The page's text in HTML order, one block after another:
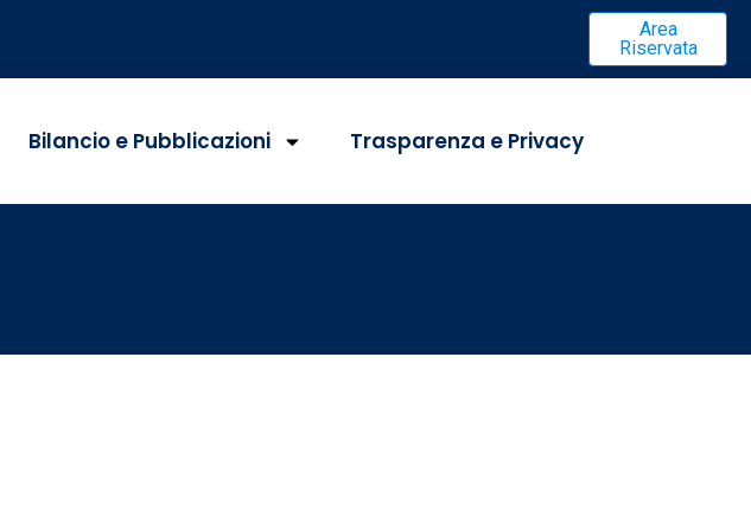
Area
Riservata
Bilancio e Pubblicazioni Trasparenza e Privacy